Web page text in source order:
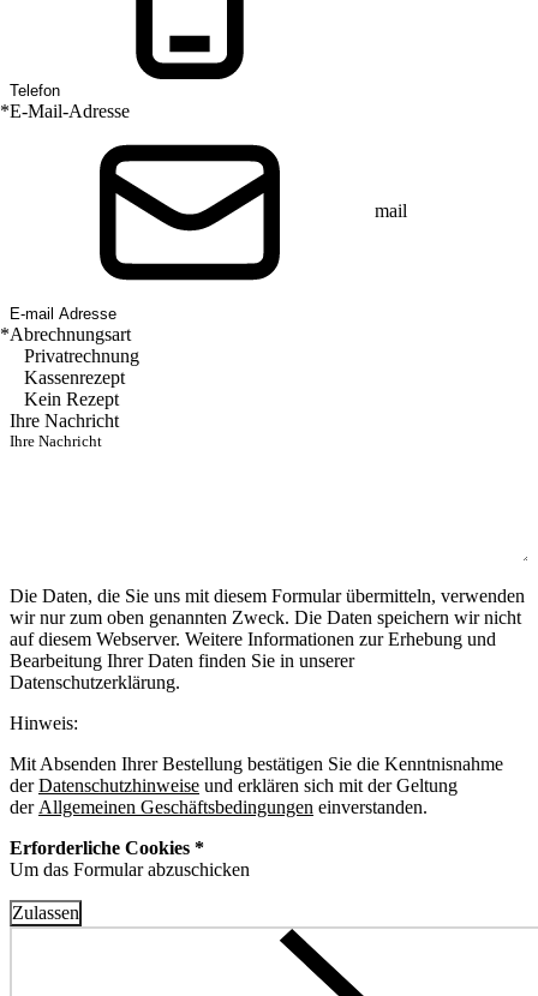
*E-Mail-Adresse
mail
*Abrechnungsart
Privatrechnung
Kassenrezept
Kein Rezept
Ihre Nachricht
Die Daten, die Sie uns mit diesem Formular übermitteln, verwenden
wir nur zum oben genannten Zweck. Die Daten speichern wir nicht
auf diesem Webserver. Weitere Informationen zur Erhebung und
Bearbeitung Ihrer Daten finden Sie in unserer
Datenschutzerklärung.
Hinweis:
Mit Absenden Ihrer Bestellung bestätigen Sie die Kenntnisnahme
derDatenschutzhinweise und erklären sich mit der Geltung
derAllgemeinen Geschäftsbedingungen einverstanden.
Erforderliche Cookies *
Um das Formular abzuschicken
Zulassen